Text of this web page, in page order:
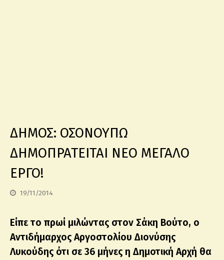
ΔΗΜΟΣ: ΟΣΟΝΟΥΠΩ
ΔΗΜΟΠΡΑΤΕΙΤΑΙ ΝΕΟ ΜΕΓΑΛΟ
ΕΡΓΟ!
19/11/2014
Είπε το πρωί μιλώντας στον Σάκη Βούτο, ο
Αντιδήμαρχος Αργοστολίου Διονύσης
Λυκούδης ότι σε 36 μήνες η Δημοτική Αρχή θα